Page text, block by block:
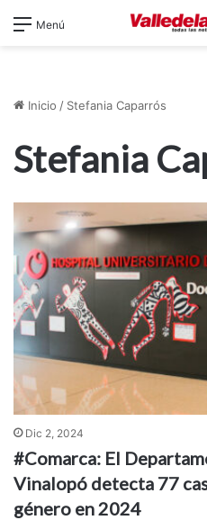
Menú
Inicio / Stefania Caparrós
Stefania
Dic 2, 2024
#Comarca: El
Vinalopó detecta 77
género en 2024